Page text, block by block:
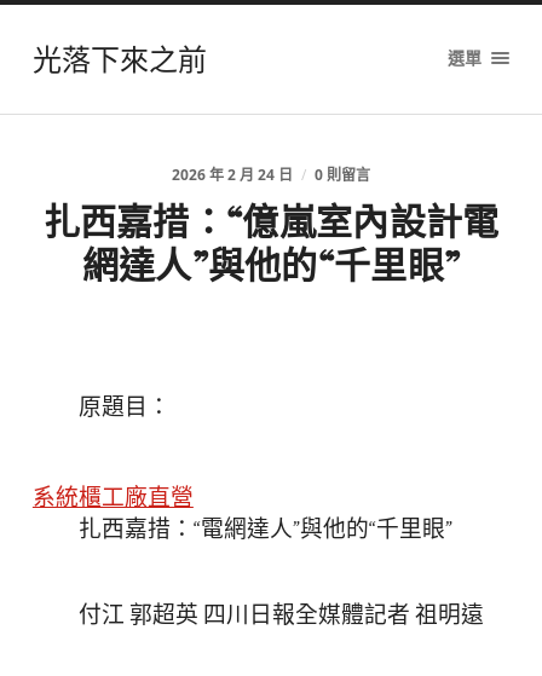
光落下來之前 選單
2026 年 2 月 24 日 / 0 則留言
扎西嘉措：“億嵐室內設計電
網達人”與他的“千里眼”
原題目：
系統櫃工廠直營
扎西嘉措：“電網達人”與他的“千里眼”
付江 郭超英 四川日報全媒體記者 祖明遠